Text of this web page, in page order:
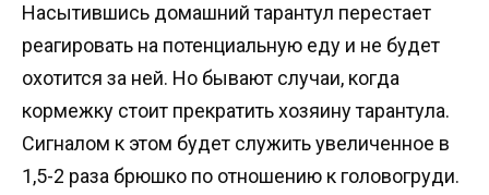
Насытившись домашний тарантул перестает
реагировать на потенциальную еду и не будет
охотится за ней. Но бывают случаи, когда
кормежку стоит прекратить хозяину тарантула.
Сигналом к этом будет служить увеличенное в
1,5-2 раза брюшко по отношению к головогруди.